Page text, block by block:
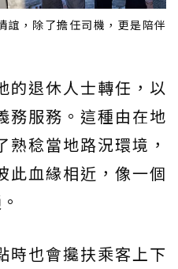
誼，除了擔任司機，更是陪伴
的退休人士轉任，以
務服務。這種由在地
熟稔當地路況環境，
此血緣相近，像一個
時也會攙扶乘客上下